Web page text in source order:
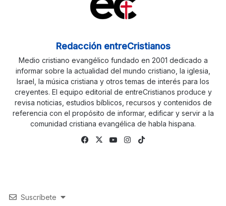
Redacción entreCristianos
Medio cristiano evangélico fundado en 2001 dedicado a
informar sobre la actualidad del mundo cristiano, la iglesia,
Israel, la música cristiana y otros temas de interés para los
creyentes. El equipo editorial de entreCristianos produce y
revisa noticias, estudios bíblicos, recursos y contenidos de
referencia con el propósito de informar, edificar y servir a la
comunidad cristiana evangélica de habla hispana.
Facebook
X YouTubeInstagram
Suscríbete